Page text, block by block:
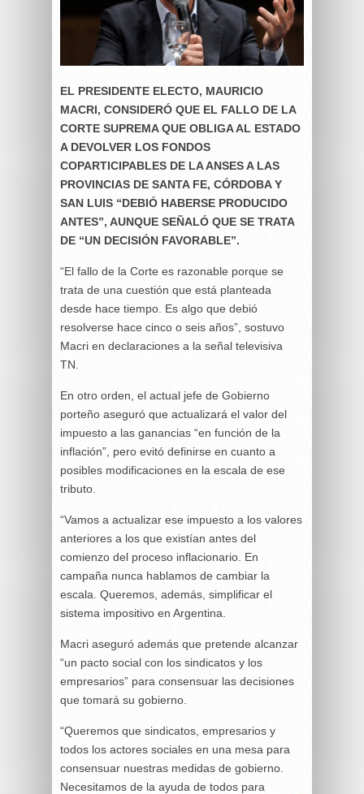
EL PRESIDENTE ELECTO, MAURICIO
MACRI, CONSIDERÓ QUE EL FALLO DE LA
CORTE SUPREMA QUE OBLIGA AL ESTADO
A DEVOLVER LOS FONDOS
COPARTICIPABLES DE LA ANSES A LAS
PROVINCIAS DE SANTA FE, CÓRDOBA Y
SAN LUIS “DEBIÓ HABERSE PRODUCIDO
ANTES”, AUNQUE SEÑALÓ QUE SE TRATA
DE “UN DECISIÓN FAVORABLE”.
“El fallo de la Corte es razonable porque se
trata de una cuestión que está planteada
desde hace tiempo. Es algo que debió
resolverse hace cinco o seis años”, sostuvo
Macri en declaraciones a la señal televisiva
TN.
En otro orden, el actual jefe de Gobierno
porteño aseguró que actualizará el valor del
impuesto a las ganancias “en función de la
inflación”, pero evitó definirse en cuanto a
posibles modificaciones en la escala de ese
tributo.
“Vamos a actualizar ese impuesto a los valores
anteriores a los que existían antes del
comienzo del proceso inflacionario. En
campaña nunca hablamos de cambiar la
escala. Queremos, además, simplificar el
sistema impositivo en Argentina.
Macri aseguró además que pretende alcanzar
“un pacto social con los sindicatos y los
empresarios” para consensuar las decisiones
que tomará su gobierno.
“Queremos que sindicatos, empresarios y
todos los actores sociales en una mesa para
consensuar nuestras medidas de gobierno.
Necesitamos de la ayuda de todos para